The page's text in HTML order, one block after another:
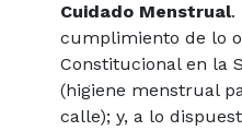
Cuidado Menstrual.
cumplimiento de lo
Constitucional en la
(higiene menstrual
calle); y, a lo